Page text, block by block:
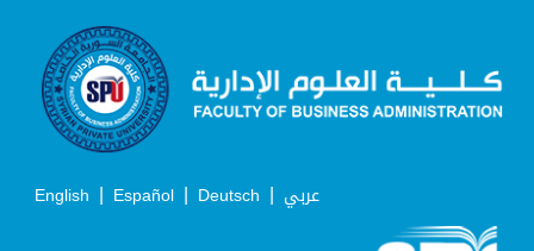
English | Español | Deutsch | عربي